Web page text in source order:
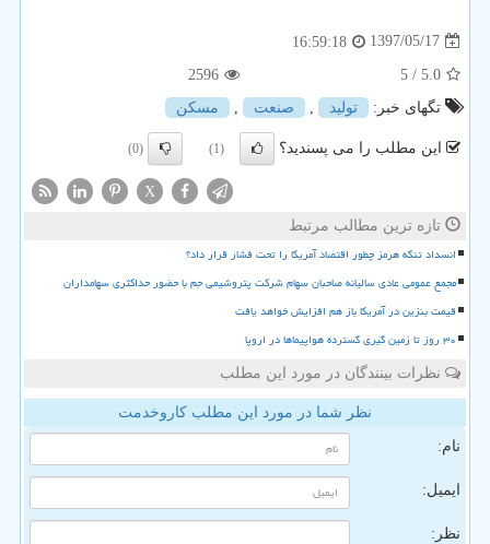
1397/05/17
16:59:18
5.0
/ 5
2596
تگهای خبر:
تولید , صنعت , مسكن
این مطلب را می پسندید؟ (1)
(0)
X
تازه ترین مطالب مرتبط
انسداد تنگه هرمز چطور اقتصاد آمریکا را تحت فشار قرار داد؟
مجمع عمومی عادی سالیانه صاحبان سهام شرکت پتروشیمی جم با حضور حداکثری سهامداران
قیمت بنزین در آمریکا باز هم افزایش خواهد یافت
۳۰ روز تا زمین گیری گسترده هواپیماها در اروپا
نظرات بینندگان در مورد این مطلب
نظر شما در مورد این مطلب کاروخدمت
نام:
ایمیل:
نظر: